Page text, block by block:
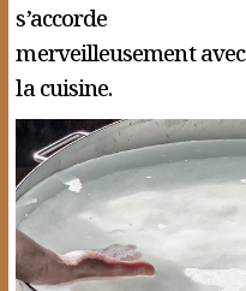
s’accorde
merveilleusement avec
la cuisine.